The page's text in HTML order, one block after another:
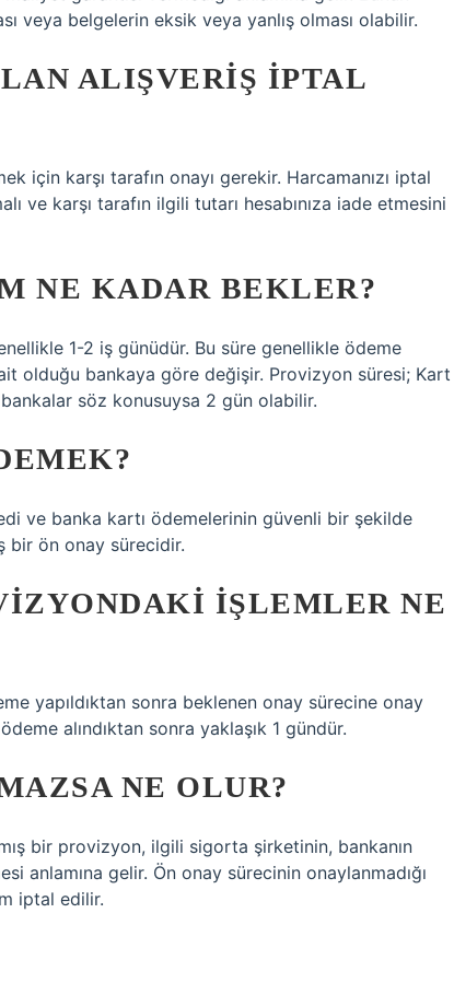
veya belgelerin eksik veya yanlış olması olabilir.
ALIŞVERIŞ IPTAL
için karşı tarafın onayı gerekir. Harcamanızı iptal
ve karşı tarafın ilgili tutarı hesabınıza iade etmesini
NE KADAR BEKLER?
1-2 iş günüdür. Bu süre genellikle ödeme
olduğu bankaya göre değişir. Provizyon süresi; Kart
söz konusuysa 2 gün olabilir.
ve banka kartı ödemelerinin güvenli bir şekilde
bir ön onay sürecidir.
IŞLEMLER NE
yapıldıktan sonra beklenen onay sürecine onay
alındıktan sonra yaklaşık 1 gündür.
NE OLUR?
bir provizyon, ilgili sigorta şirketinin, bankanın
anlamına gelir. Ön onay sürecinin onaylanmadığı
iptal edilir.